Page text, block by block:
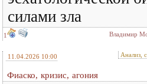
силами зла
1 Владимир
11.04.2026 10:00 Анализ,
Фиаско, кризис, агония